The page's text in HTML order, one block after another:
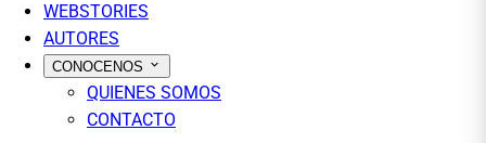
WEBSTORIES
AUTORES
CONOCENOS
QUIENES SOMOS
CONTACTO